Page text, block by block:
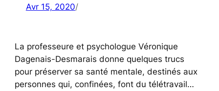
Avr 15, 2020/
La professeure et psychologue Véronique
Dagenais-Desmarais donne quelques trucs
pour préserver sa santé mentale, destinés aux
personnes qui, confinées, font du télétravail…